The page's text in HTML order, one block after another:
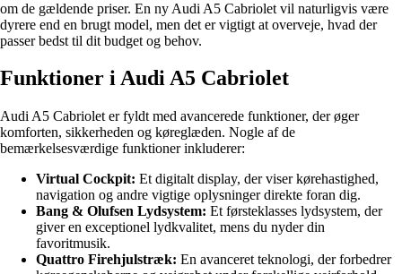
om de gældende priser. En ny Audi A5 Cabriolet vil naturligvis være
dyrere end en brugt model, men det er vigtigt at overveje, hvad der
passer bedst til dit budget og behov.
Funktioner i Audi A5 Cabriolet
Audi A5 Cabriolet er fyldt med avancerede funktioner, der øger
komforten, sikkerheden og køreglæden. Nogle af de
bemærkelsesværdige funktioner inkluderer:
Virtual Cockpit: Et digitalt display, der viser kørehastighed,
navigation og andre vigtige oplysninger direkte foran dig.
Bang & Olufsen Lydsystem: Et førsteklasses lydsystem, der
giver en exceptionel lydkvalitet, mens du nyder din
favoritmusik.
Quattro Firehjulstræk: En avanceret teknologi, der forbedrer